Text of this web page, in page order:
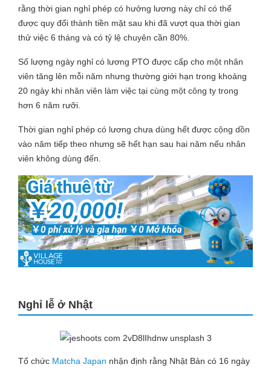
rằng thời gian nghỉ phép có hưởng lương này chỉ có thể
được quy đổi thành tiền mặt sau khi đã vượt qua thời gian
thử việc 6 tháng và có tỷ lệ chuyên cần 80%.
Số lượng ngày nghỉ có lương PTO được cấp cho một nhân
viên tăng lên mỗi năm nhưng thường giới hạn trong khoảng
20 ngày khi nhân viên làm việc tại cùng một công ty trong
hơn 6 năm rưỡi.
Thời gian nghỉ phép có lương chưa dùng hết được cộng dồn
vào năm tiếp theo nhưng sẽ hết hạn sau hai năm nếu nhân
viên không dùng đến.
Nghỉ lễ ở Nhật
Tổ chức Matcha Japan nhận định rằng Nhật Bản có 16 ngày